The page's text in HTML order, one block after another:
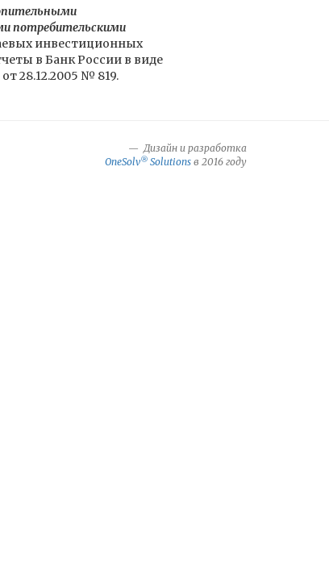
потребительскими
инвестиционных
в Банк России в виде
28.12.2005 № 819.
Дизайн и разработка
OneSolv® Solutions в 2016 году